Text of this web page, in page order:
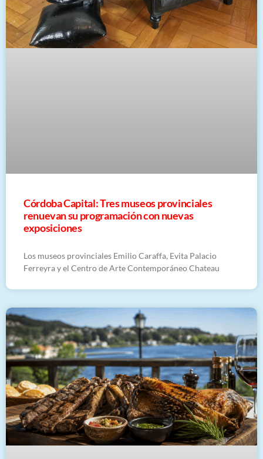
Córdoba Capital: Tres museos provinciales
renuevan su programación con nuevas
exposiciones
Los museos provinciales Emilio Caraffa, Evita Palacio
Ferreyra y el Centro de Arte Contemporáneo Chateau